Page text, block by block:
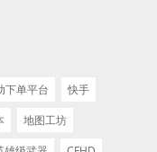
下单平台
快手
地图工坊